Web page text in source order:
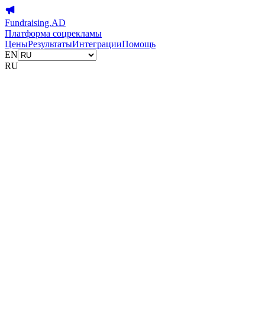
Fundraising.AD
Платформа соцрекламы
ЦеныРезультатыИнтеграцииПомощь
EN
RU